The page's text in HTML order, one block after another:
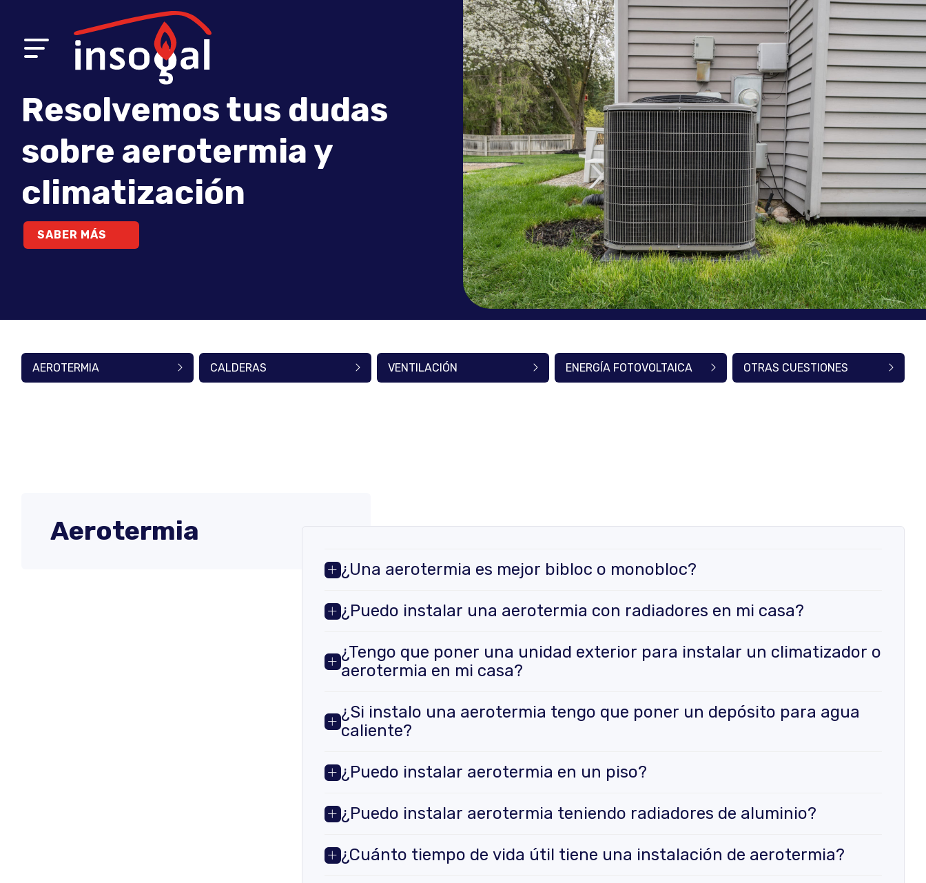
Resolvemos tus dudas
sobre aerotermia y
climatización
SABER MÁS
AEROTERMIA CALDERAS VENTILACIÓN ENERGÍA FOTOVOLTAICA OTRAS CUESTIONES
Aerotermia
¿Una aerotermia es mejor bibloc o monobloc?
¿Puedo instalar una aerotermia con radiadores en mi casa?
¿Tengo que poner una unidad exterior para instalar un climatizador o
aerotermia en mi casa?
¿Si instalo una aerotermia tengo que poner un depósito para agua
caliente?
¿Puedo instalar aerotermia en un piso?
¿Puedo instalar aerotermia teniendo radiadores de aluminio?
¿Cuánto tiempo de vida útil tiene una instalación de aerotermia?